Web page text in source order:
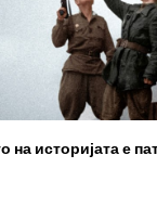
историјата е